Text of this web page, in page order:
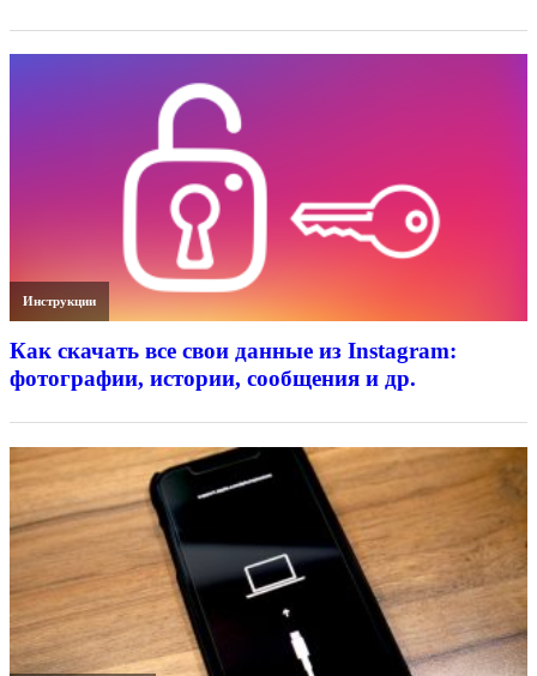
Инструкции
Как скачать все свои данные из Instagram:
фотографии, истории, сообщения и др.